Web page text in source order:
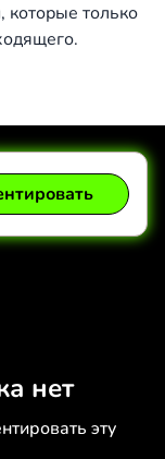
которые только
нет
эту